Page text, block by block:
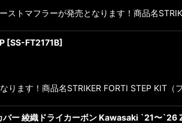
ストマフラーが発売となります！商品名
[SS-FT2171B]
ります！商品名STRIKER FORTI STEP KIT（
バー 綾織ドライカーボン Kawasaki `21〜